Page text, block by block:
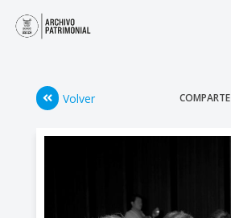
Volver COMPARTE